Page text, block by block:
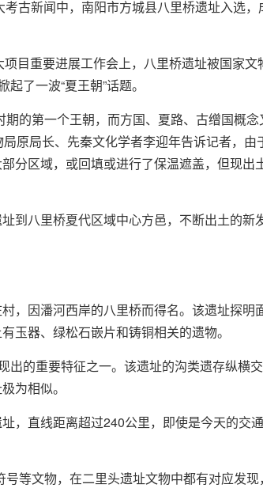
古新闻中，南阳市方城县八里桥遗址入选
目重要进展工作会上，八里桥遗址被国家
了一波“夏王朝”话题。
的第一个王朝，而方国、夏路、古缯国概
原局长、先秦文化学者李迎年告诉记者，
分区域，或回填或进行了保温遮盖，但现
到八里桥夏代区域中心方邑，不断出土的新
，因潘河西岸的八里桥而得名。该遗址探明
玉器、绿松石嵌片和铸铜相关的遗物。
出的重要特征之一。该遗址的沟类遗存纵横
为相似。
，直线距离超过240公里，即使是今天的交
等文物，在二里头遗址文物中都有对应发